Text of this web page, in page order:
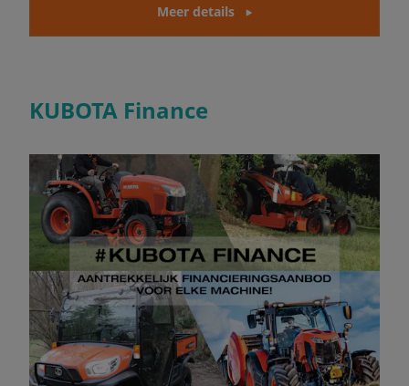
Meer details
KUBOTA Finance